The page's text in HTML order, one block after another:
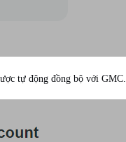
tự động đồng bộ với GMC.